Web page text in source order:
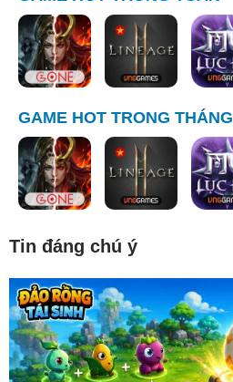
GAME HOT TRONG THÁNG
Tin đáng chú ý